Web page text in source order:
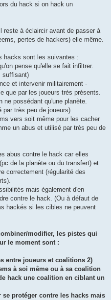
du hack si on hack un
reste à éclaircir avant de passer à
pertes de hackers) elle même.
hacks sont les suivantes :
pense qu'elle se fait infiltrer.
suffisant)
et intervenir militairement -
que par les joueurs très présents.
ne possédant qu'une planète.
très peu de joueurs)
vers soit même pour les cacher
un abus et utilisé par très peu de
abus contre le hack car elles
de la planète ou du transfert) et
correctement (régularité des
mais également d'en
contre le hack. (Ou à défaut de
hackés si les cibles ne peuvent
modifier, les pistes qui
le moment sont :
entre joueurs et coalitions 2)
à soi même ou à sa coalition
hack une coalition en ciblant un
protéger contre les hacks mais